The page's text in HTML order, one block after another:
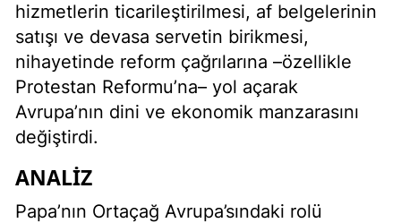
hizmetlerin ticarileştirilmesi, af belgelerinin
satışı ve devasa servetin birikmesi,
nihayetinde reform çağrılarına –özellikle
Protestan Reformu’na– yol açarak
Avrupa’nın dini ve ekonomik manzarasını
değiştirdi.
ANALIZ
Papa’nın Ortaçağ Avrupa’sındaki rolü